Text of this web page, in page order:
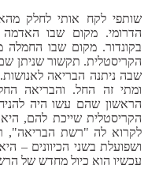
שותפי לקח אותי לחלק
הדרומי. מקום שבו
בקונדור. מקום שבו
הקריסטלית. תקשור שניתן
שבה ניתנה הבריאה
ומתי זה החל. והבריאה
הראשון שהם עשו היה
הקריסטלית שייכת להם,
לקרוא לה "רשת הבריאה",
ושפועלת בשני הכיוונים –
עכשיו הוא כיול מחדש של